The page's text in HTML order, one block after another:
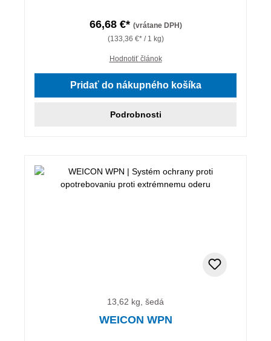
66,68 €* (vrátane DPH)
(133,36 €* / 1 kg)
Hodnotiť článok
Pridať do nákupného košíka
Podrobnosti
13,62 kg, šedá
WEICON WPN